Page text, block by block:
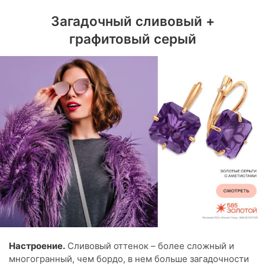
Загадочный сливовый +
графитовый серый
Настроение. Сливовый оттенок – более сложный и
многогранный, чем бордо, в нем больше загадочности